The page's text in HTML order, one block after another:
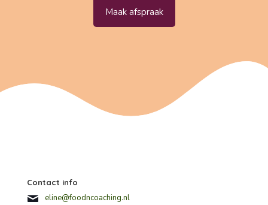
Maak afspraak
Contact info
eline@foodncoaching.nl